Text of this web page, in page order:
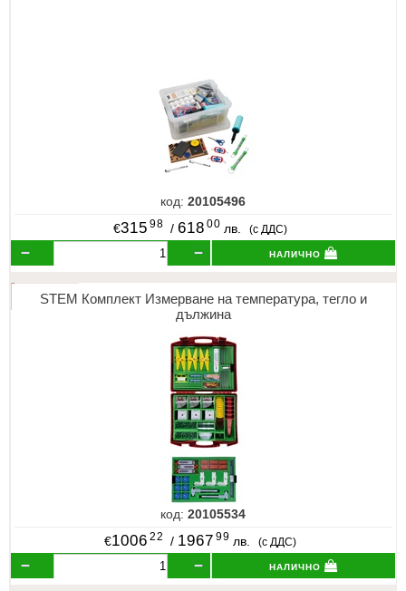
ИНСТРУМЕНТИ
код: 20105496
€315 98 /618 00 лв. (с ДДС)
налично
STEM Комплект Измерване на температура, тегло и
дължина
код: 20105534
€1006 22 / 1967 99 лв. (с ДДС)
налично